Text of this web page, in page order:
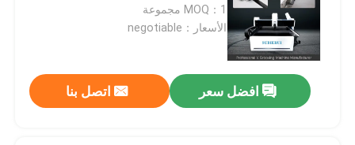
MOQ：1 مجموعة
الأسعار：negotiable
افضل سعر اتصل بنا